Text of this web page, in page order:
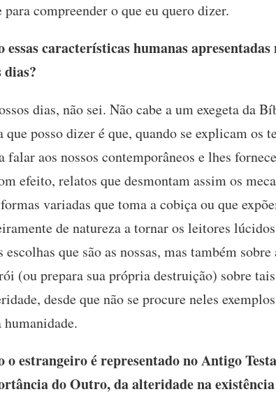
compreender o que eu quero dizer.
características humanas
dias?
dias, não sei. Não cabe a um exegeta da
posso dizer é que, quando se explicam os
falar aos nossos contemporâneos e lhes
efeito, relatos que desmontam assim os
variadas que toma a cobiça ou que
de natureza a tornar os leitores
que são as nossas, mas também
(ou prepara sua própria destruição) sobre
desde que não se procure neles
humanidade.
estrangeiro é representado no Antigo
do Outro, da alteridade na